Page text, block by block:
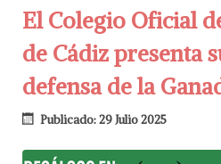
El Colegio Oficial
de Cádiz presenta
defensa de la
Publicado: 29 Julio 2025